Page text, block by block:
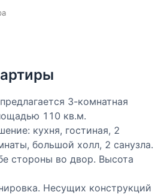
3-комнатная
110 кв.м.
кухня, гостиная, 2
большой холл, 2 санузла.
стороны во двор. Высота
Несущих конструкций